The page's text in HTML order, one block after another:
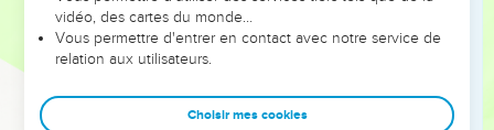
Si, comme nous l'avons reconnu possible, cepsaume 72
de Salomon, on pourrait supposer avec Delitzsch que ce roi
lui-même prit soin de recueillir lesprièresde son père ; il
aurait ajouté, comme clôture du livre, ce cantique, où lui-
vidéo, des cartes du monde…
Vous permettre d'entrer en contact avec notre service de
relation aux utilisateurs.
Choisir mes cookies